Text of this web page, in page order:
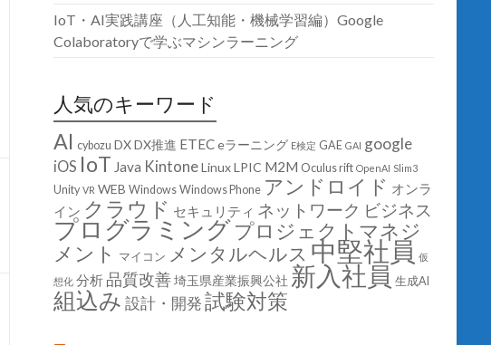
IoT・AI実践講座（人工知能・機械学習編）Google
Colaboratoryで学ぶマシンラーニング
人気のキーワード
AI cybozu DXDX推進 ETECeラーニング E検定 GAE GAI google
iOS IoT Java KintoneLinuxLPIC M2M Oculus rift OpenAI Slim3
Unity VR WEB Windows Windows Phone アンドロイド オンラ
イン クラウド セキュリティ ネットワーク ビジネス
プログラミングプロジェクトマネジ
メント
マイコン メンタルヘルス 中堅社員 仮
想化 分析 品質改善埼玉県産業振興公社 新入社員 生成AI
組込み 設計・開発試験対策